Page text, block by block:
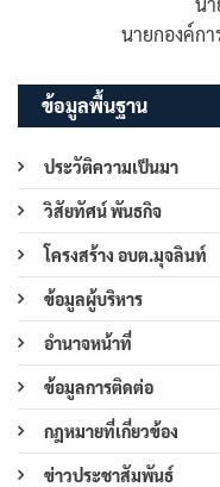
นายกองค์ก
ข้อมูลพื้นฐาน
ประวัติความเป็นมา
วิสัยทัศน์ พันธกิจ
โครงสร้าง อบต.มุจลินท์
ข้อมูลผู้บริหาร
อำนาจหน้าที่
ข้อมูลการติดต่อ
กฎหมายที่เกี่ยวข้อง
ข่าวประชาสัมพันธ์